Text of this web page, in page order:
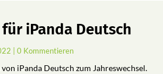
iPanda Deutsch
| 0 Kommentieren
iPanda Deutsch zum Jahreswechsel.